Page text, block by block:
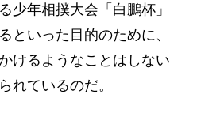
年相撲大会「白鵬杯」
といった目的のために、
けるようなことはしない
れているのだ。